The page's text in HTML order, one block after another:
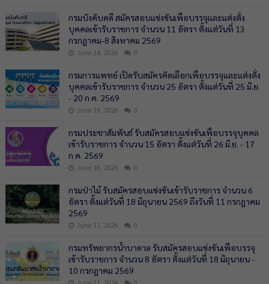
กรมบังคับคดี สมัครสอบแข่งขันเพื่อบรรจุและแต่งตั้ง
บุคคลเข้ารับราชการ จำนวน 11 อัตรา ตั้งแต่วันที่ 13
กรกฎาคม-8 สิงหาคม 2569
June 24, 2026 0
กรมการแพทย์ เปิดรับสมัครคัดเลือกเพื่อบรรจุและแต่งตั้ง
บุคคลเข้ารับราชการ จำนวน 25 อัตรา ตั้งแต่วันที่ 25 มิ.ย.
- 20 ก.ค. 2569
June 19, 2026 0
กรมประชาสัมพันธ์ รับสมัครสอบแข่งขันเพื่อบรรจุบุคคล
เข้ารับราชการ จำนวน 15 อัตรา ตั้งแต่วันที่ 26 มิ.ย. - 17
ก.ค. 2569
June 18, 2026 0
กรมป่าไม้ รับสมัครสอบแข่งขันเข้ารับราชการ จำนวน 6
อัตรา ตั้งแต่วันที่ 18 มิถุนายน 2569 ถึงวันที่ 11 กรกฎาคม
2569
June 11, 2026 0
กรมทรัพยากรน้ำบาดาล รับสมัครสอบแข่งขันเพื่อบรรจุ
เข้ารับราชการ จำนวน 8 อัตรา ตั้งแต่วันที่ 18 มิถุนายน -
10 กรกฎาคม 2569